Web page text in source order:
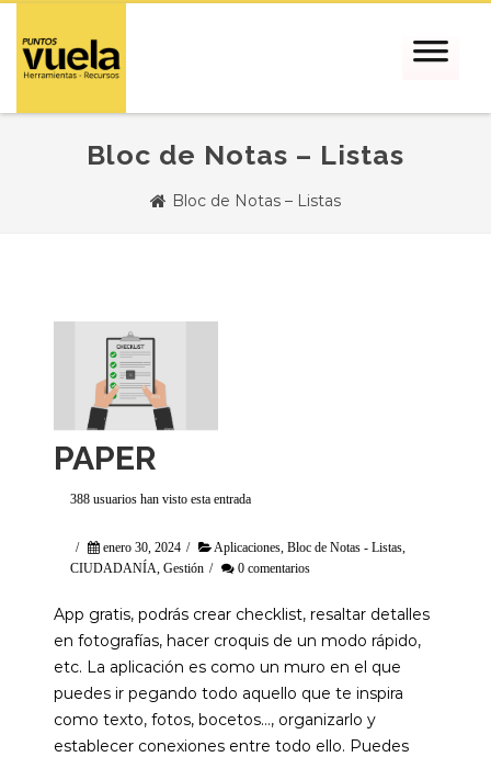
Bloc de Notas – Listas
Bloc de Notas – Listas
PAPER
388 usuarios han visto esta entrada
/ enero 30, 2024 / Aplicaciones Bloc de Notas - Listas
CIUDADANÍA Gestión / 0 comentarios
App gratis, podrás crear checklist, resaltar detalles
en fotografías, hacer croquis de un modo rápido,
etc. La aplicación es como un muro en el que
puedes ir pegando todo aquello que te inspira
como texto, fotos, bocetos…, organizarlo y
establecer conexiones entre todo ello. Puedes